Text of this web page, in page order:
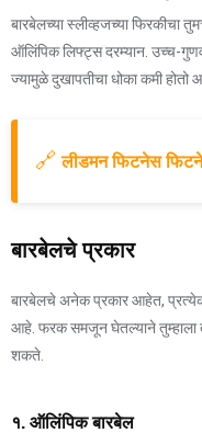
बारबेलच्या स्लीव्हजच्या फिरकीचा
ऑलिंपिक लिफ्ट्स दरम्यान. उच्च-
ज्यामुळे दुखापतीचा धोका कमी होतो
🔗 लीडमन फिटनेस
बारबेलचे प्रकार
बारबेलचे अनेक प्रकार आहेत, प्रत्येक
आहे. फरक समजून घेतल्याने तुम्हाला
शकते.
१. ऑलिंपिक बारबेल